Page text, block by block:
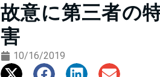
故意に第三者の
害
10/16/2019